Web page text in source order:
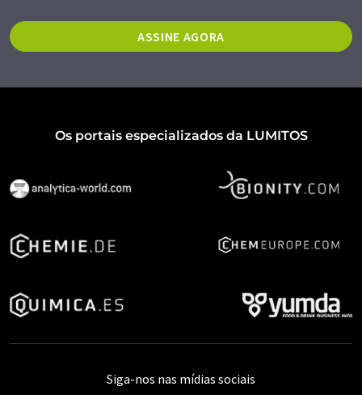
ASSINE AGORA
Os portais especializados da LUMITOS
Siga-nos nas mídias sociais